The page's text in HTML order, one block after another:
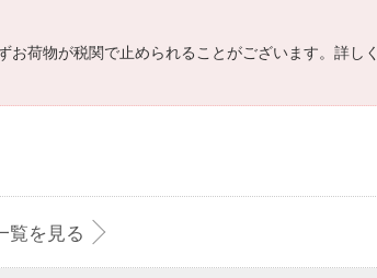
荷物が税関で止められることがございます。詳し
覧を見る